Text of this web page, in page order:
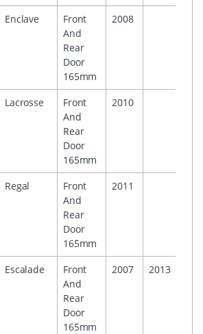
Enclave
Front
And
Rear
Door
165mm
2008
Lacrosse
Front
And
Rear
Door
165mm
2010
Regal
Front
And
Rear
Door
165mm
2011
Escalade
Front
And
Rear
Door
165mm
2007 2013